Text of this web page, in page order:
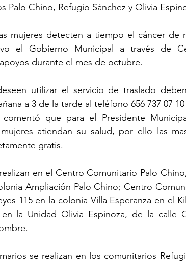
Palo Chino, Refugio Sánchez y Olivia
mujeres detecten a tiempo el cáncer de
el Gobierno Municipal a través de
durante el mes de octubre.
utilizar el servicio de traslado
a 3 de la tarde al teléfono 656 737 07
que para el Presidente
atiendan su salud, por ello las
gratis.
en el Centro Comunitario Palo
Ampliación Palo Chino; Centro
115 en la colonia Villa Esperanza en el
la Unidad Olivia Espinoza, de la calle
se realizan en los comunitarios